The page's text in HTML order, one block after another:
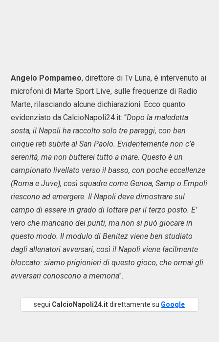
Angelo Pompameo, direttore di Tv Luna, è intervenuto ai
microfoni di Marte Sport Live, sulle frequenze di Radio
Marte, rilasciando alcune dichiarazioni. Ecco quanto
evidenziato da CalcioNapoli24.it: “Dopo la maledetta
sosta, il Napoli ha raccolto solo tre pareggi, con ben
cinque reti subite al San Paolo. Evidentemente non c’è
serenità, ma non butterei tutto a mare. Questo è un
campionato livellato verso il basso, con poche eccellenze
(Roma e Juve), così squadre come Genoa, Samp o Empoli
riescono ad emergere. Il Napoli deve dimostrare sul
campo di essere in grado di lottare per il terzo posto. E’
vero che mancano dei punti, ma non si può giocare in
questo modo. Il modulo di Benitez viene ben studiato
dagli allenatori avversari, così il Napoli viene facilmente
bloccato: siamo prigionieri di questo gioco, che ormai gli
avversari conoscono a memoria​".
segui CalcioNapoli24.itdirettamente su Google